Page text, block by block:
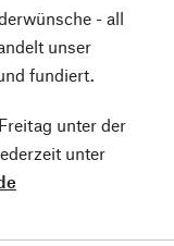
- all
unser
fundiert.
unter der
unter